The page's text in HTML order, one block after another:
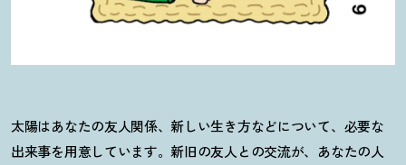
太陽はあなたの友人関係、新しい生き方などについて、必要な
出来事を用意しています。新旧の友人との交流が、あなたの人